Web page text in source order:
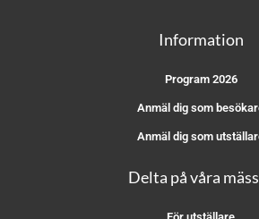
Information
Program 2026
Anmäl dig som
Anmäl dig som
Delta på våra